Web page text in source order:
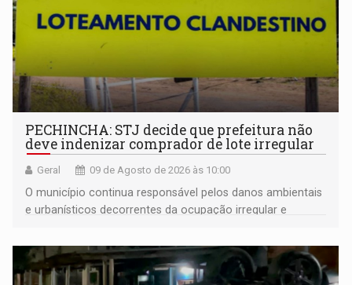
PECHINCHA: STJ decide que prefeitura não
deve indenizar comprador de lote irregular
Geral 09 de Agosto de 2026 às 10:00
O município continua responsável pelos danos ambientais
e urbanísticos decorrentes da ocupação irregular e